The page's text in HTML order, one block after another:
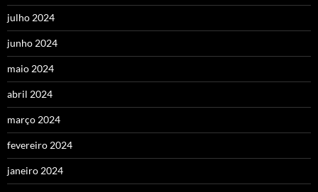
julho 2024
junho 2024
maio 2024
abril 2024
março 2024
fevereiro 2024
janeiro 2024